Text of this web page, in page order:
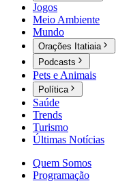
Jogos
Meio Ambiente
Mundo
Orações Itatiaia
Podcasts
Pets e Animais
Política
Saúde
Trends
Turismo
Últimas Notícias
Quem Somos
Programação